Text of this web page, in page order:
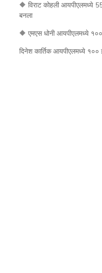
🔶 विराट कोहली आयपीएलमध्ये
बनला
🔶 एमएस धोनी आयपीएलमध्ये
दिनेश कार्तिक आयपीएलमध्ये १००